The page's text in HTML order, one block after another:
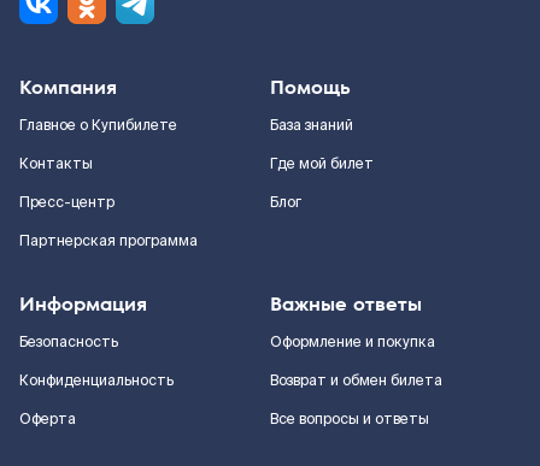
Компания
Главное о Купибилете
Контакты
Пресс-центр
Партнерская программа
Помощь
База знаний
Где мой билет
Блог
Информация
Безопасность
Конфиденциальность
Оферта
Важные ответы
Оформление и покупка
Возврат и обмен билета
Все вопросы и ответы